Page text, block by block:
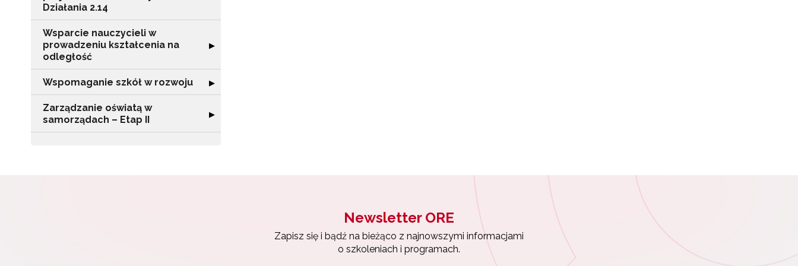
Działania 2.14
Wsparcie nauczycieli w
prowadzeniu kształcenia na
odległość
Rozwiń sekcję "Wsparcie nauczycieli w prowadzeniu kształcenia na odległość"
▶
Wspomaganie szkół w rozwoju Rozwiń sekcję "Wspomaganie szkół w rozwoju"
▶
Zarządzanie oświatą w
samorządach – Etap II
Rozwiń sekcję "Zarządzanie oświatą w samorządach – Etap II"
▶
Newsletter ORE
Zapisz się i bądź na bieżąco z najnowszymi informacjami
o szkoleniach i programach.